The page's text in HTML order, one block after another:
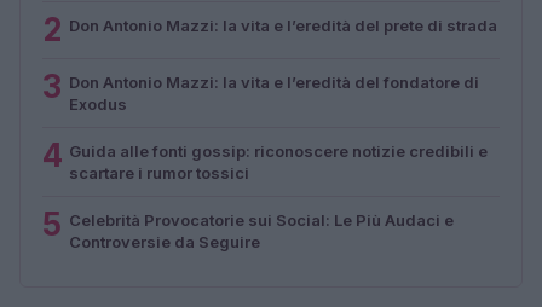
2 Don Antonio Mazzi: la vita e l’eredità del prete di strada
3 Don Antonio Mazzi: la vita e l’eredità del fondatore di
Exodus
4 Guida alle fonti gossip: riconoscere notizie credibili e
scartare i rumor tossici
5 Celebrità Provocatorie sui Social: Le Più Audaci e
Controversie da Seguire